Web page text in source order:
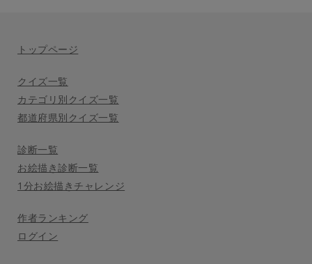
トップページ
クイズ一覧
カテゴリ別クイズ一覧
都道府県別クイズ一覧
診断一覧
お絵描き診断一覧
1分お絵描きチャレンジ
作者ランキング
ログイン